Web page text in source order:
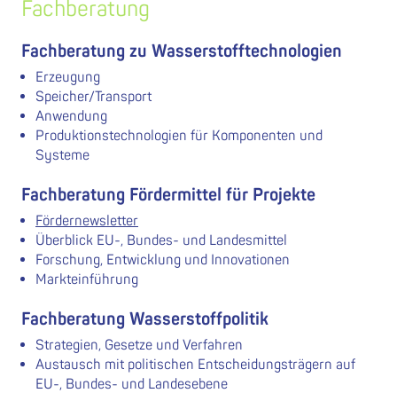
Fachberatung
Fachberatung zu Wasserstofftechnologien
Erzeugung
Speicher/Transport
Anwendung
Produktionstechnologien für Komponenten und
Systeme
Fachberatung Fördermittel für Projekte
Fördernewsletter
Überblick EU-, Bundes- und Landesmittel
Forschung, Entwicklung und Innovationen
Markteinführung
Fachberatung Wasserstoffpolitik
Strategien, Gesetze und Verfahren
Austausch mit politischen Entscheidungsträgern auf
EU-, Bundes- und Landesebene